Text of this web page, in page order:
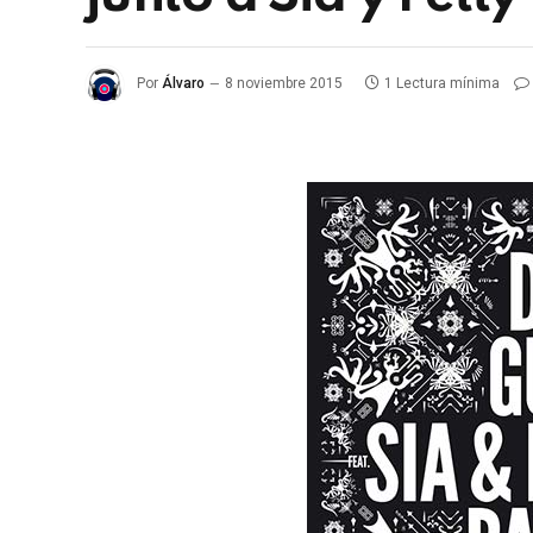
Por Álvaro 8 noviembre 2015 1 Lectura mínima